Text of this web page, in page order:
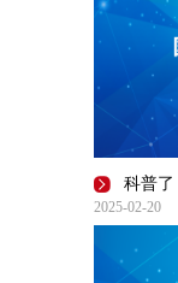
科普了
2025-02-20